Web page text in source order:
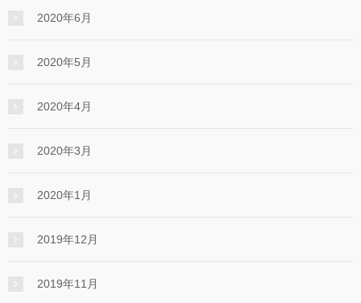
2020年6月
2020年5月
2020年4月
2020年3月
2020年1月
2019年12月
2019年11月